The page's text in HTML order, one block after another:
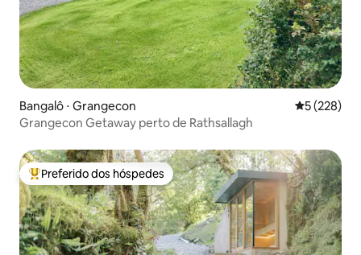
Bangalô ⋅ Grangecon 5 de uma
5 (228)
Grangecon Getaway perto de Rathsallagh
Entre os melhores preferidos dos hóspedes
Preferido dos hóspedes